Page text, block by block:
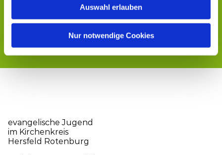
Auswahl erlauben
Nur notwendige Cookies
evangelische Jugend
im Kirchenkreis
Hersfeld Rotenburg